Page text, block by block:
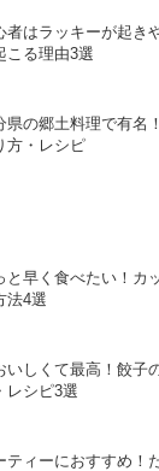
者はラッキーが起き
こる理由3選
県の郷土料理で有名
方・レシピ
と早く食べたい！カ
法4選
いしくて最高！餃子
レシピ3選
ティーにおすすめ！